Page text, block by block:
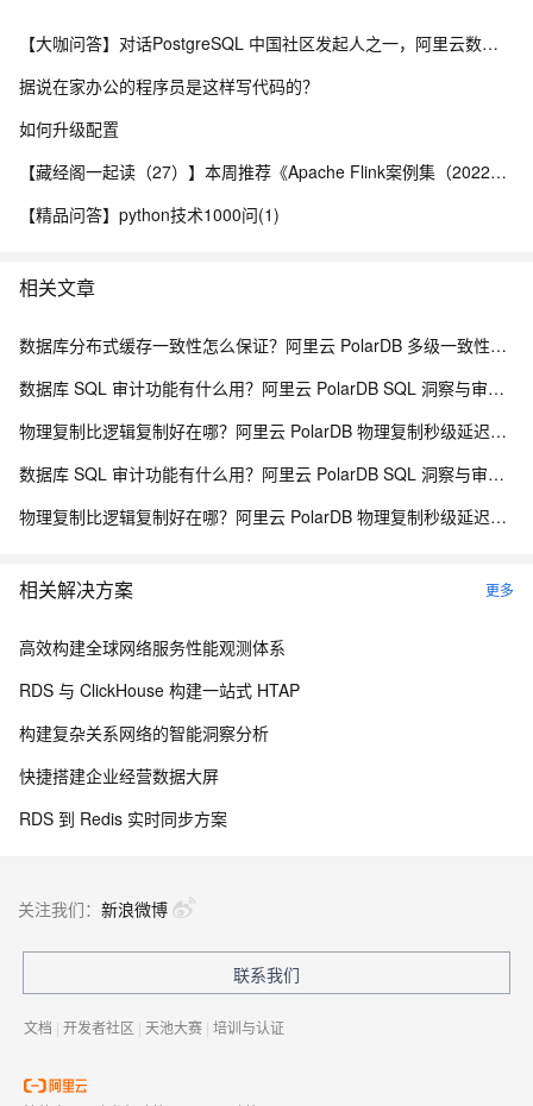
【大咖问答】对话PostgreSQL 中国社区发起人之一，阿里云数据库高级专家 德哥
据说在家办公的程序员是这样写代码的？
如何升级配置
【藏经阁一起读（27）】本周推荐《Apache Flink案例集（2022版）》，你有哪些心得？
【精品问答】python技术1000问(1)
相关文章
数据库分布式缓存一致性怎么保证？阿里云 PolarDB 多级一致性架构解析
数据库 SQL 审计功能有什么用？阿里云 PolarDB SQL 洞察与审计解析
物理复制比逻辑复制好在哪？阿里云 PolarDB 物理复制秒级延迟解析
数据库 SQL 审计功能有什么用？阿里云 PolarDB SQL 洞察与审计解析
物理复制比逻辑复制好在哪？阿里云 PolarDB 物理复制秒级延迟解析
相关解决方案 更多
高效构建全球网络服务性能观测体系
RDS 与 ClickHouse 构建一站式 HTAP
构建复杂关系网络的智能洞察分析
快捷搭建企业经营数据大屏
RDS 到 Redis 实时同步方案
关注我们： 新浪微博
联系我们
文档 | 开发者社区 | 天池大赛 | 培训与认证